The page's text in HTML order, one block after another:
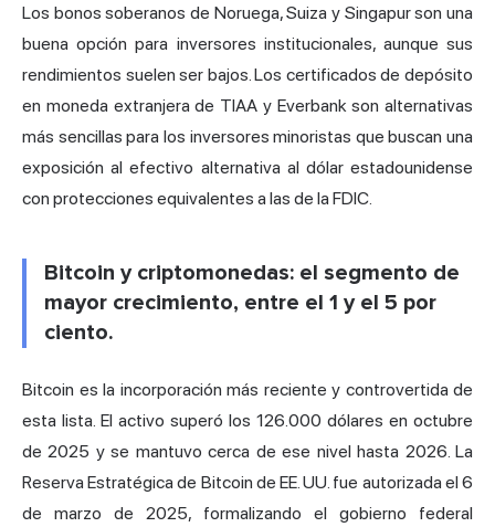
Los bonos soberanos de Noruega, Suiza y Singapur son una
buena opción para inversores institucionales, aunque sus
rendimientos suelen ser bajos. Los certificados de depósito
en moneda extranjera de TIAA y Everbank son alternativas
más sencillas para los inversores minoristas que buscan una
exposición al efectivo alternativa al dólar estadounidense
con protecciones equivalentes a las de la FDIC.
Bitcoin y criptomonedas: el segmento de
mayor crecimiento, entre el 1 y el 5 por
ciento.
Bitcoin es la incorporación más reciente y controvertida de
esta lista. El activo superó los 126.000 dólares en octubre
de 2025 y se mantuvo cerca de ese nivel hasta 2026. La
Reserva Estratégica de Bitcoin de EE. UU. fue autorizada el 6
de marzo de 2025, formalizando el gobierno federal